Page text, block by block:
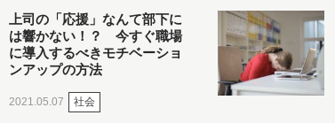
上司の「応援」なんて部下に
は響かない！？ 今すぐ職場
に導入するべきモチベーショ
ンアップの方法
2021.05.07 社会